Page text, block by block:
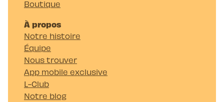
Boutique
À propos
Notre histoire
Équipe
Nous trouver
App mobile exclusive
L-Club
Notre blog